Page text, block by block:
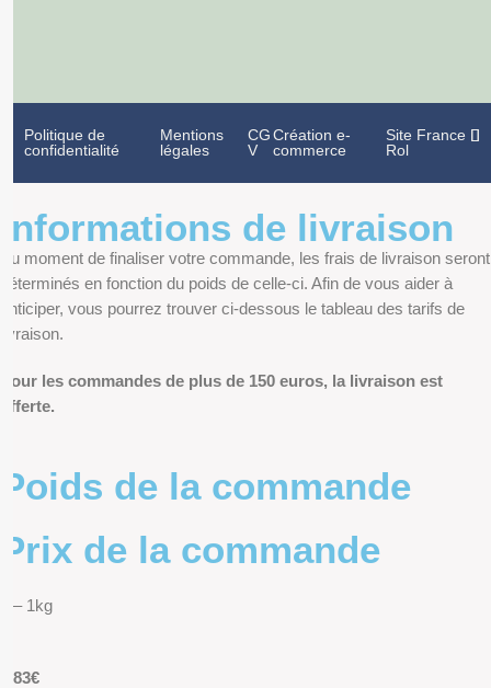
Politique de
confidentialité
Mentions
légales
CG
V
Création e-
commerce
Site France
Rol
Informations de livraison
Au moment de finaliser votre commande, les frais de livraison seront
déterminés en fonction du poids de celle-ci. Afin de vous aider à
anticiper, vous pourrez trouver ci-dessous le tableau des tarifs de
livraison.
Pour les commandes de plus de 150 euros, la livraison est
offerte.
Poids de la commande
Prix de la commande
0 – 1kg
9.83€